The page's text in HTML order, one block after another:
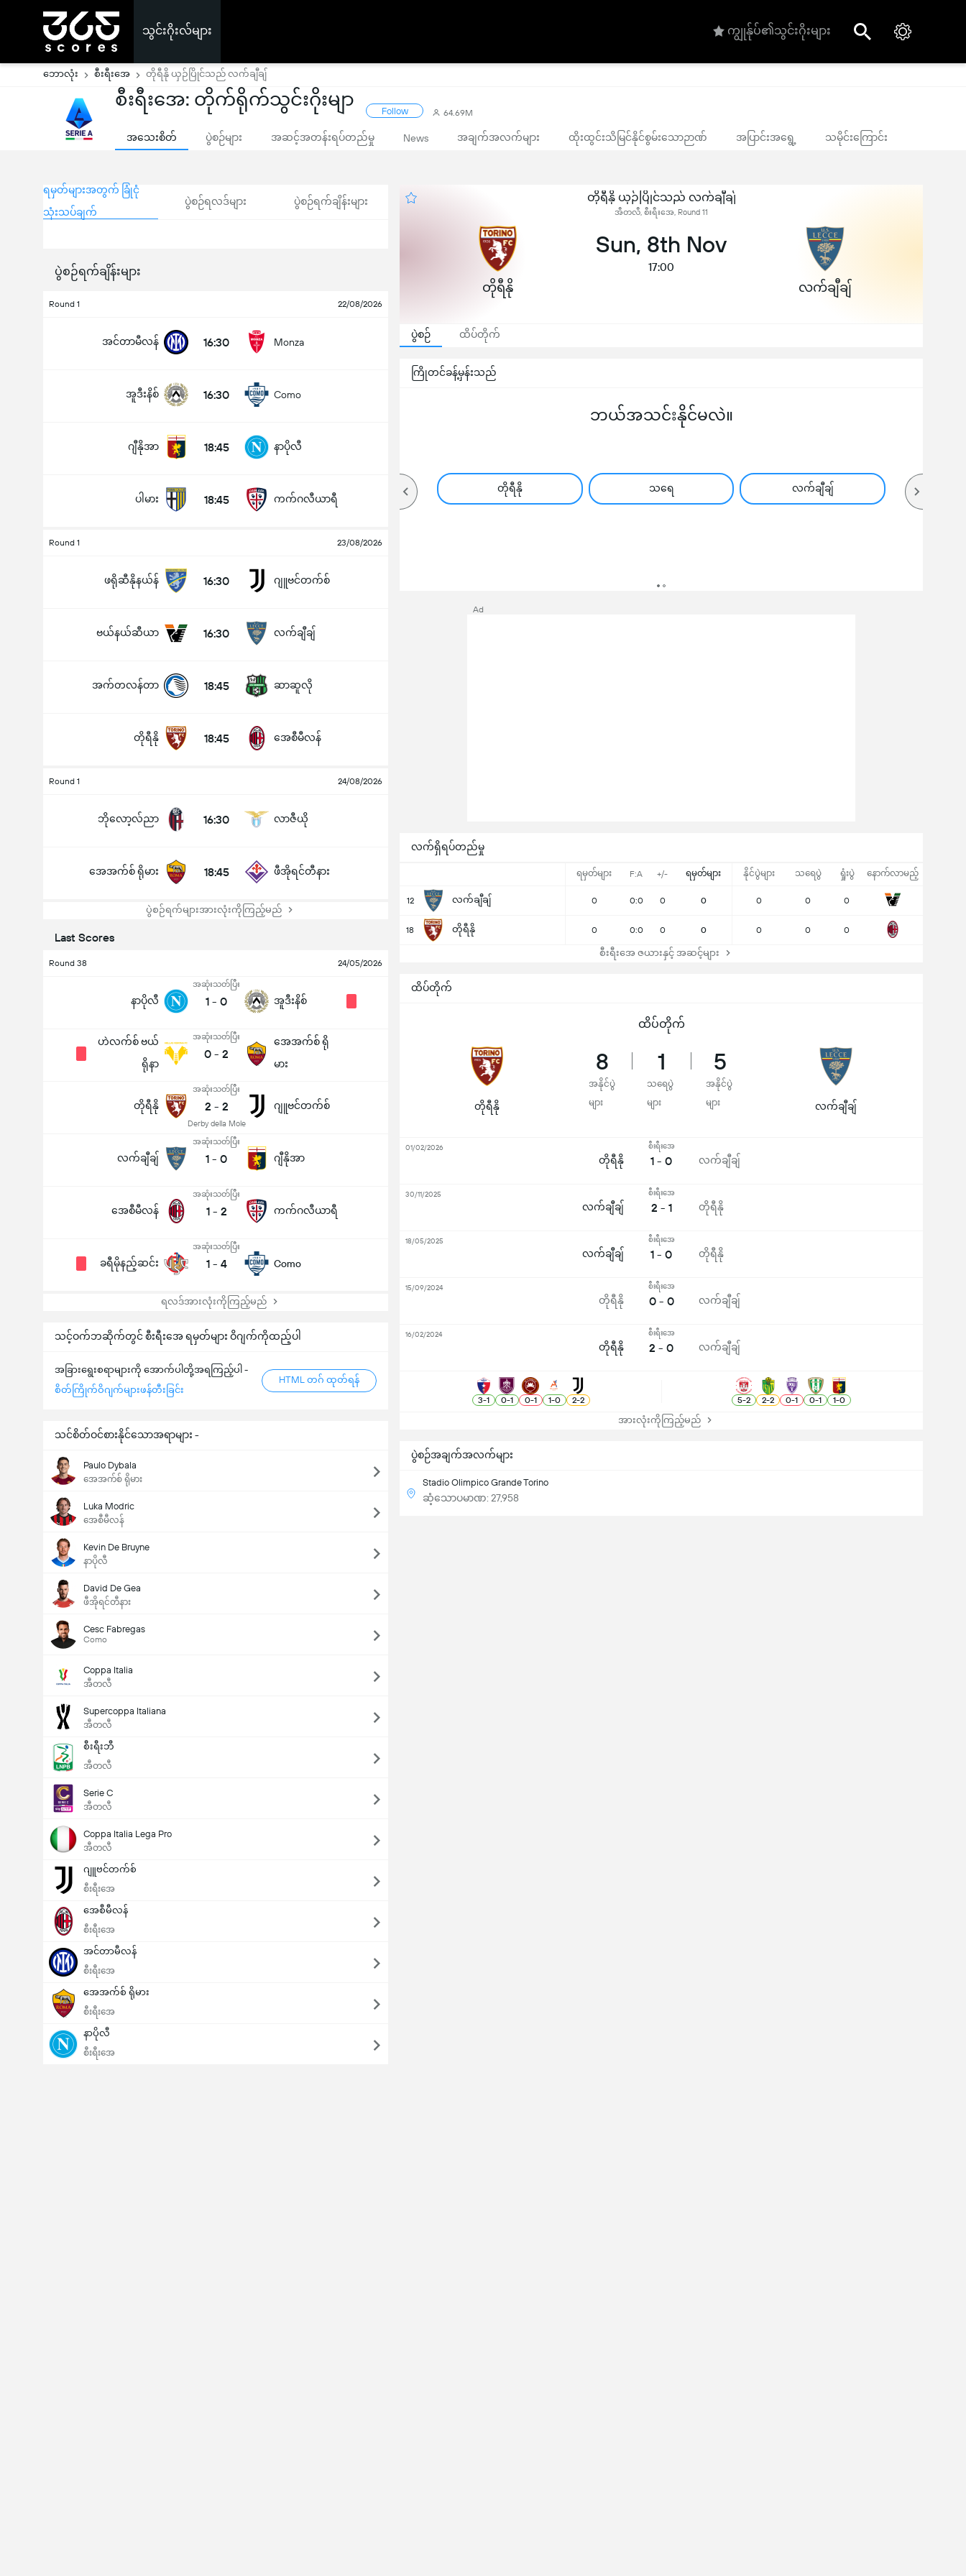
သွင်းဂိုးလ်များ ကျွုန်ုပ်၏သွင်းဂိုးများ
ဘောလုံး စီးရီးအေ တိုရီနို ယှဉ်ပြိုင်သည် လက်ချီချ်
စီးရီးအေ: တိုက်ရိုက်သွင်းဂိုးမျာ
Follow 64.69M
အသေးစိတ် ပွဲစဉ်များ အဆင့်အတန်းရပ်တည်မှု News အချက်အလက်များ ထိုးထွင်းသိမြင်နိုင်စွမ်းသောဉာဏ် အပြာင်းအရွေ့ သမိုင်းကြောင်း
ရမှတ်များအတွက် ခြုံငုံ
သုံးသပ်ချက်
ပွဲစဉ်ရလဒ်များ ပွဲစဉ်ရက်ချိန်းများ
ပွဲစဉ်ရက်ချိန်းများ
Round 1 22/08/2026
အင်တာမီလန် 16:30 Monza
အူဒီးနိစ် 16:30 Como
ဂျီနိုအာ 18:45 နာပိုလီ
ပါမား 18:45 ကက်ဂလီယာရီ
Round 1 23/08/2026
ဖရိုဆီနိုနယ်န် 16:30 ဂျူဗင်တက်စ်
ဗယ်နယ်ဆီယာ 16:30 လက်ချီချ်
အက်တလန်တာ 18:45 ဆာဆူလို
တိုရီနို 18:45 အေစီမီလန်
Round 1 24/08/2026
ဘိုလော့လ်ညာ 16:30 လာဇီယို
အေအက်စ် ရိုမား 18:45 ဖီအိုရင်တီနား
ပွဲစဉ်ရက်များအားလုံးကိုကြည့်မည်
Last Scores
Round 38 24/05/2026
နာပိုလီ
အဆုံးသတ်ပြီး
1 - 0 အူဒီးနိစ်
ဟဲလက်စ် ဗယ်
ရိုနာ
အဆုံးသတ်ပြီး
0 - 2
အေအက်စ် ရို
မား
တိုရီနို
အဆုံးသတ်ပြီး
2 - 2
Derby della Mole
ဂျူဗင်တက်စ်
လက်ချီချ်
အဆုံးသတ်ပြီး
1 - 0 ဂျီနိုအာ
အေစီမီလန်
အဆုံးသတ်ပြီး
1 - 2 ကက်ဂလီယာရီ
ခရီမိုနည့်ဆင်း
အဆုံးသတ်ပြီး
1 - 4 Como
ရလဒ်အားလုံးကိုကြည့်မည်
သင့်ဝက်ဘဆိုက်တွင် စီးရီးအေ ရမှတ်များ ဝိဂျက်ကိုထည့်ပါ
အခြားရွေးစရာများကို အောက်ပါတို့အရကြည့်ပါ -
စိတ်ကြိုက်ဝိဂျက်များဖန်တီးခြင်း
HTML တဂ် ထုတ်ရန်
သင်စိတ်ဝင်စားနိုင်သောအရာများ -
Paulo Dybala
အေအက်စ် ရိုမား
Luka Modric
အေစီမီလန်
Kevin De Bruyne
နာပိုလီ
David De Gea
ဖီအိုရင်တီနား
Cesc Fabregas
Como
Coppa Italia
အီတလီ
Supercoppa Italiana
အီတလီ
စီးရီးဘီ
အီတလီ
Serie C
အီတလီ
Coppa Italia Lega Pro
အီတလီ
ဂျူဗင်တက်စ်
စီးရီးအေ
အေစီမီလန်
စီးရီးအေ
အင်တာမီလန်
စီးရီးအေ
အေအက်စ် ရိုမား
စီးရီးအေ
နာပိုလီ
စီးရီးအေ
တိုရီနို ယှဉ်ပြိုင်သည် လက်ချီချ်
အီတလီ, စီးရီးအေ, Round 11
တိုရီနို
Sun, 8th Nov
17:00
လက်ချီချ်
ပွဲစဉ် ထိပ်တိုက်
ကြိုတင်ခန့်မှန်းသည်
ဘယ်အသင်းနိုင်မလဲ။
တိုရီနို သရေ လက်ချီချ်
လက်ရှိရပ်တည်မှု
ရမှတ်များ F:A +/- ရမှတ်များ နိုင်ပွဲများ သရေပွဲ ရှုံးပွဲ နောက်လာမည့်
12 လက်ချီချ် 0 0:0 0 0 0 0 0
18 တိုရီနို 0 0:0 0 0 0 0 0
စီးရီးအေ ဇယားနှင့် အဆင့်များ
ပွဲစဉ်အချက်အလက်များ
Stadio Olimpico Grande Torino
ဆံ့သောပမာဏ: 27,958
ထိပ်တိုက်
ထိပ်တိုက်
တိုရီနို
8
အနိုင်ပွဲ
များ
1
သရေပွဲ
များ
5
အနိုင်ပွဲ
များ
လက်ချီချ်
တိုရီနို
စီးရီးအေ
1 - 0 လက်ချီချ်
01/02/2026
လက်ချီချ်
စီးရီးအေ
2 - 1 တိုရီနို
30/11/2025
လက်ချီချ်
စီးရီးအေ
1 - 0 တိုရီနို
18/05/2025
တိုရီနို
စီးရီးအေ
0 - 0 လက်ချီချ်
15/09/2024
တိုရီနို
စီးရီးအေ
2 - 0 လက်ချီချ်
16/02/2024
3-1 0-1 0-1 1-0 2-2 5-2 2-2 0-1 0-1 1-0
အားလုံးကိုကြည့်မည်
Ad